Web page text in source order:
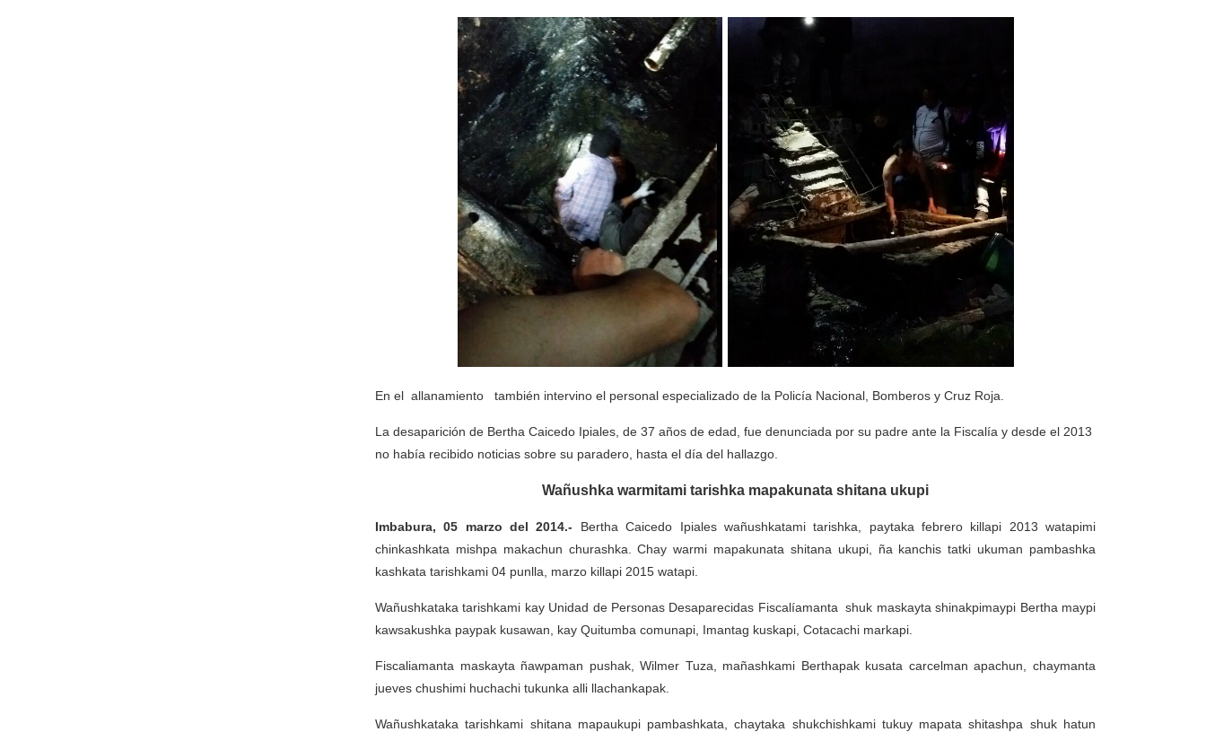
En el allanamiento también intervino el personal especializado de la Policía Nacional, Bomberos y Cruz Roja.
La desaparición de Bertha Caicedo Ipiales, de 37 años de edad, fue denunciada por su padre ante la Fiscalía y desde el 2013
no había recibido noticias sobre su paradero, hasta el día del hallazgo.
Wañushka warmitami tarishka mapakunata shitana ukupi
Imbabura, 05 marzo del 2014.- Bertha Caicedo Ipiales wañushkatami tarishka, paytaka febrero killapi 2013 watapimi
chinkashkata mishpa makachun churashka. Chay warmi mapakunata shitana ukupi, ña kanchis tatki ukuman pambashka
kashkata tarishkami 04 punlla, marzo killapi 2015 watapi.
Wañushkataka tarishkami kay Unidad de Personas Desaparecidas Fiscalíamanta shuk maskayta shinakpimaypi Bertha maypi
kawsakushka paypak kusawan, kay Quitumba comunapi, Imantag kuskapi, Cotacachi markapi.
Fiscaliamanta maskayta ñawpaman pushak, Wilmer Tuza, mañashkami Berthapak kusata carcelman apachun, chaymanta
jueves chushimi huchachi tukunka alli llachankapak.
Wañushkataka tarishkami shitana mapaukupi pambashkata, chaytaka shukchishkami tukuy mapata shitashpa shuk hatun